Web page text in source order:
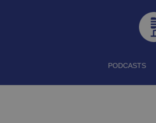
PODCASTS